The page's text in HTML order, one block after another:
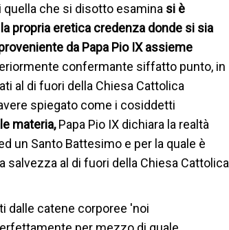
che si disotto esamina si è
propria eretica credenza donde si sia
da Papa Pio IX assieme
confermante siffatto punto, in
al di fuori della Chiesa Cattolica
spiegato come i cosiddetti
materia,Papa Pio IX dichiara la realtà
un Santo Battesimo e per la quale è
al di fuori della Chiesa Cattolica
dalle catene corporee 'noi